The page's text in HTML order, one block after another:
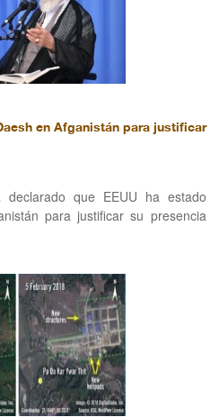
en Afganistán para justificar
que EEUU ha estado
para justificar su presencia